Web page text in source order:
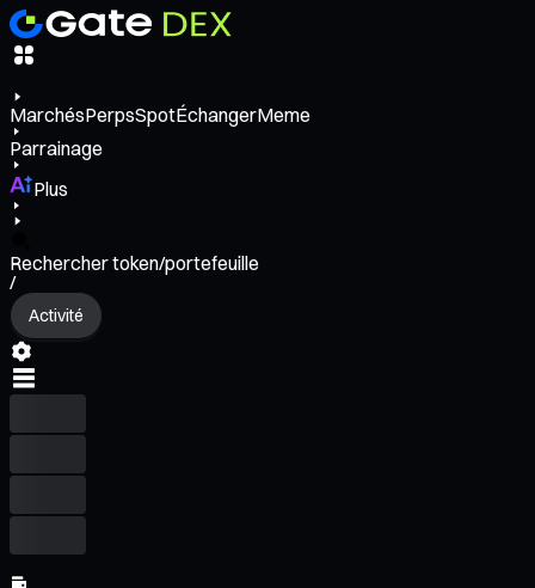
MarchésPerpsSpotÉchangerMeme
Parrainage
Plus
Rechercher token/portefeuille
/
Activité